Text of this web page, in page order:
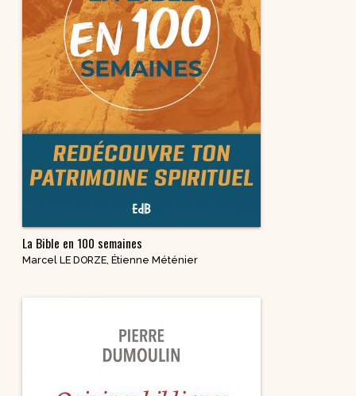
La Bible en 100 semaines
Marcel LE DORZE, Étienne Méténier